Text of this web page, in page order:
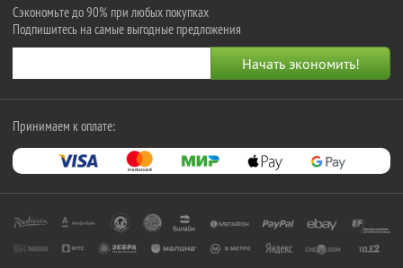
Сэкономьте до 90% при любых покупках
Подпишитесь на самые выгодные предложения
Принимаем к оплате: